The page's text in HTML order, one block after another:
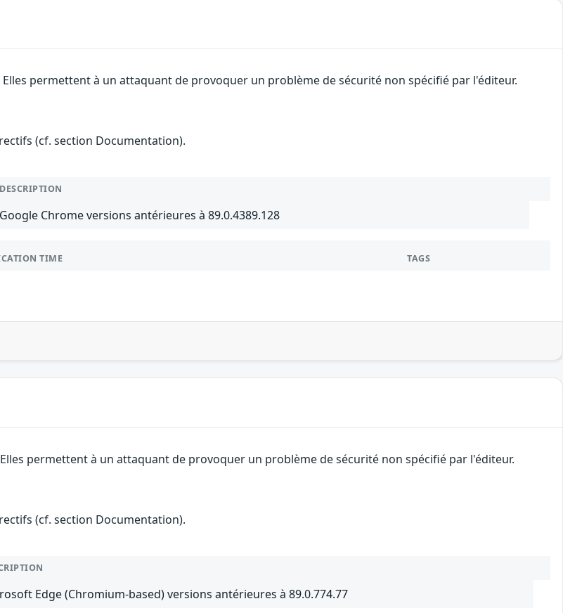
permettent à un attaquant de provoquer un problème de sécurité non spécifié par l'éditeur.
(cf. section Documentation).
DESCRIPTION
Google Chrome versions antérieures à 89.0.4389.128
TIME TAGS
permettent à un attaquant de provoquer un problème de sécurité non spécifié par l'éditeur.
(cf. section Documentation).
Edge (Chromium-based) versions antérieures à 89.0.774.77